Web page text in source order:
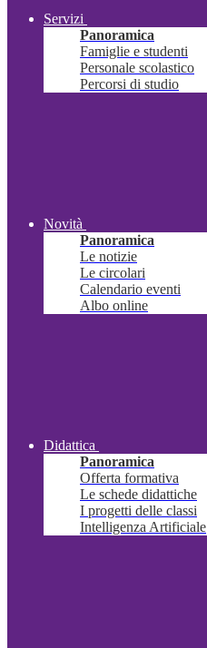
Servizi
Panoramica
Famiglie e studenti
Personale scolastico
Percorsi di studio
Novità
Panoramica
Le notizie
Le circolari
Calendario eventi
Albo online
Didattica
Panoramica
Offerta formativa
Le schede didattiche
I progetti delle classi
Intelligenza Artificiale